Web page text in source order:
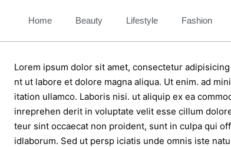
Home Beauty Lifestyle Fashion
Lorem ipsum dolor sit amet, consectetur
nt ut labore et dolore magna aliqua. Ut enim. ad
itation ullamco. Laboris nisi. ut aliquip ex ea
inreprehen derit in voluptate velit esse cillum
teur sint occaecat non proident, sunt in culpa qui
idlaborum. Sed ut persp iciatis unde omnis iste